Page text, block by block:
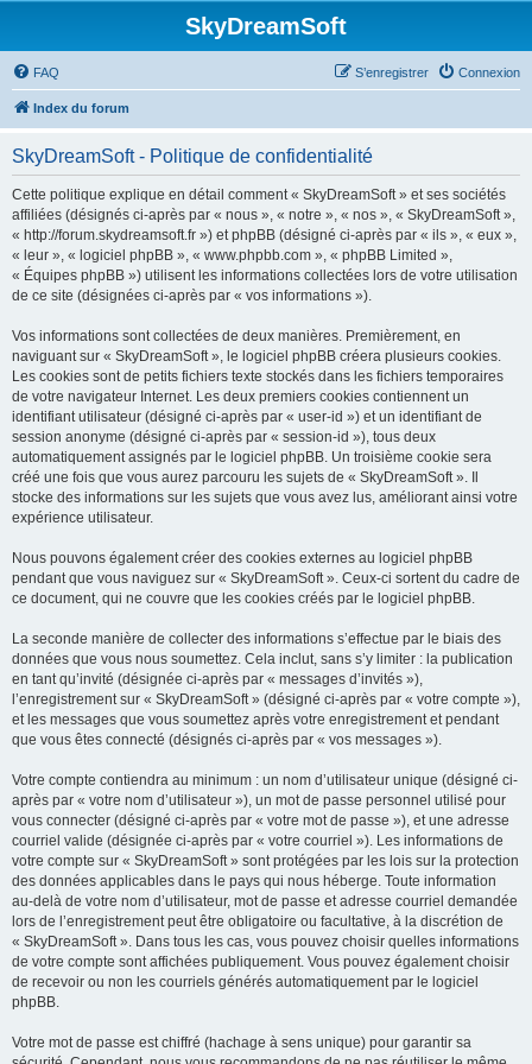
SkyDreamSoft
FAQ Connexion
S’enregistrer
Index du forum
SkyDreamSoft - Politique de confidentialité
Cette politique explique en détail comment « SkyDreamSoft » et ses sociétés
affiliées (désignés ci-après par « nous », « notre », « nos », « SkyDreamSoft »,
« http://forum.skydreamsoft.fr ») et phpBB (désigné ci-après par « ils », « eux »,
« leur », « logiciel phpBB », « www.phpbb.com », « phpBB Limited »,
« Équipes phpBB ») utilisent les informations collectées lors de votre utilisation
de ce site (désignées ci-après par « vos informations »).
Vos informations sont collectées de deux manières. Premièrement, en
naviguant sur « SkyDreamSoft », le logiciel phpBB créera plusieurs cookies.
Les cookies sont de petits fichiers texte stockés dans les fichiers temporaires
de votre navigateur Internet. Les deux premiers cookies contiennent un
identifiant utilisateur (désigné ci-après par « user-id ») et un identifiant de
session anonyme (désigné ci-après par « session-id »), tous deux
automatiquement assignés par le logiciel phpBB. Un troisième cookie sera
créé une fois que vous aurez parcouru les sujets de « SkyDreamSoft ». Il
stocke des informations sur les sujets que vous avez lus, améliorant ainsi votre
expérience utilisateur.
Nous pouvons également créer des cookies externes au logiciel phpBB
pendant que vous naviguez sur « SkyDreamSoft ». Ceux-ci sortent du cadre de
ce document, qui ne couvre que les cookies créés par le logiciel phpBB.
La seconde manière de collecter des informations s’effectue par le biais des
données que vous nous soumettez. Cela inclut, sans s’y limiter : la publication
en tant qu’invité (désignée ci-après par « messages d’invités »),
l’enregistrement sur « SkyDreamSoft » (désigné ci-après par « votre compte »),
et les messages que vous soumettez après votre enregistrement et pendant
que vous êtes connecté (désignés ci-après par « vos messages »).
Votre compte contiendra au minimum : un nom d’utilisateur unique (désigné ci-
après par « votre nom d’utilisateur »), un mot de passe personnel utilisé pour
vous connecter (désigné ci-après par « votre mot de passe »), et une adresse
courriel valide (désignée ci-après par « votre courriel »). Les informations de
votre compte sur « SkyDreamSoft » sont protégées par les lois sur la protection
des données applicables dans le pays qui nous héberge. Toute information
au-delà de votre nom d’utilisateur, mot de passe et adresse courriel demandée
lors de l’enregistrement peut être obligatoire ou facultative, à la discrétion de
« SkyDreamSoft ». Dans tous les cas, vous pouvez choisir quelles informations
de votre compte sont affichées publiquement. Vous pouvez également choisir
de recevoir ou non les courriels générés automatiquement par le logiciel
phpBB.
Votre mot de passe est chiffré (hachage à sens unique) pour garantir sa